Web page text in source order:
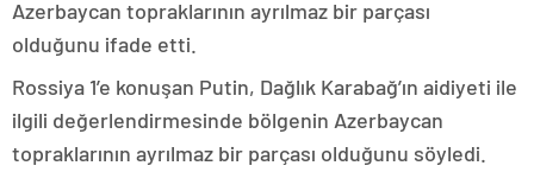
Azerbaycan topraklarının ayrılmaz bir parçası
olduğunu ifade etti.
Rossiya 1’e konuşan Putin, Dağlık Karabağ’ın aidiyeti ile
ilgili değerlendirmesinde bölgenin Azerbaycan
topraklarının ayrılmaz bir parçası olduğunu söyledi.